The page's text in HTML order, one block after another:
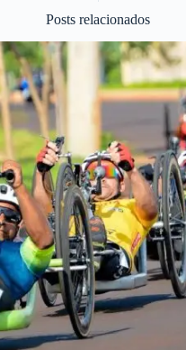
Posts relacionados